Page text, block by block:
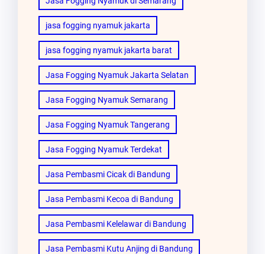
jasa fogging nyamuk jakarta
jasa fogging nyamuk jakarta barat
Jasa Fogging Nyamuk Jakarta Selatan
Jasa Fogging Nyamuk Semarang
Jasa Fogging Nyamuk Tangerang
Jasa Fogging Nyamuk Terdekat
Jasa Pembasmi Cicak di Bandung
Jasa Pembasmi Kecoa di Bandung
Jasa Pembasmi Kelelawar di Bandung
Jasa Pembasmi Kutu Anjing di Bandung